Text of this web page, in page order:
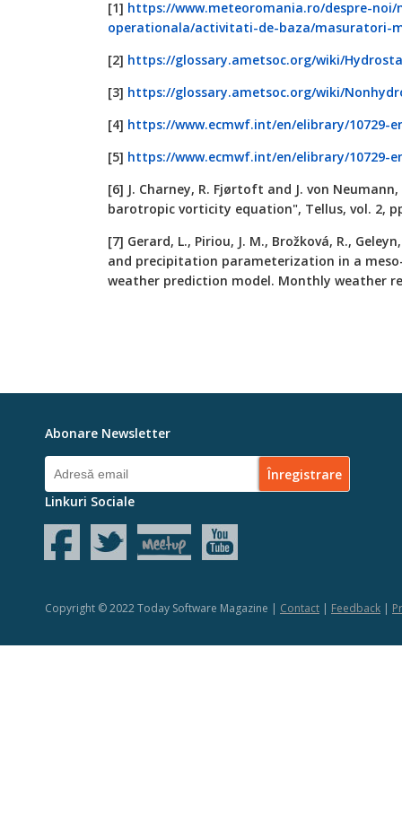
[1] https://www.meteoromania.ro/despre-
operationala/activitati-de-baza/masuratori-
[2] https://glossary.ametsoc.org/wiki/
[3] https://glossary.ametsoc.org/wiki/
[4] https://www.ecmwf.int/en/elibrary/10729-
[5] https://www.ecmwf.int/en/elibrary/10729-
[6] J. Charney, R. Fjørtoft and J. von
barotropic vorticity equation", Tellus, vol. 2,
[7] Gerard, L., Piriou, J. M., Brožková, R.,
and precipitation parameterization in a
weather prediction model. Monthly weather
Abonare Newsletter
Linkuri Sociale
Copyright © 2022 Today Software Magazine | Contact | Feedback |